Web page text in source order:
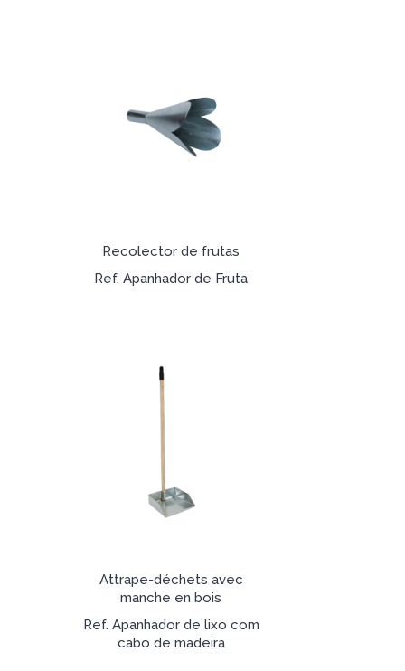
Recolector de frutas
Ref. Apanhador de Fruta
Attrape-déchets avec
manche en bois
Ref. Apanhador de lixo com
cabo de madeira